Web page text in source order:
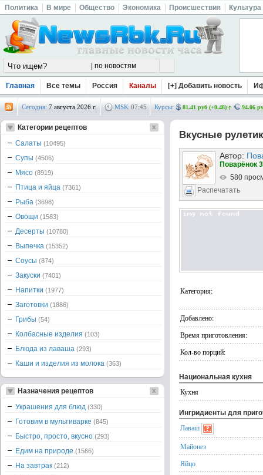
Политика В мире Общество Экономика Происшествия Культура
Главная Все темы Россия Каналы [+] Добавить новость
Сегодня: 7 августа 2026 г. MSK 07:46 Курсы: 81.41 руб (+0.48) 94.06
Вкусные
Автор:
Поварёнок
580
Распечатать
Категория:
Добавлено:
Время приготовления:
Кол-во порций:
Национальная кухня
Кухня
Ингридиенты для
Лаваш
Майонез
Яйцо
Категории рецептов
Салаты (10495)
Супы (4506)
Мясо (8919)
Птица и яйца (7361)
Рыба (3698)
Овощи (1583)
Десерты (10780)
Выпечка (15352)
Соусы (874)
Закуски (7401)
Напитки (1977)
Заготовки (1886)
Грибы (54)
Колбасные изделия (103)
Блюда из лаваша (293)
Каши и изделия из молока (363)
Назначения рецептов
Украшения для блюд (330)
Готовим в мультиварке (845)
Быстро, просто, вкусно (293)
Едим на природе (1566)
На завтрак (212)